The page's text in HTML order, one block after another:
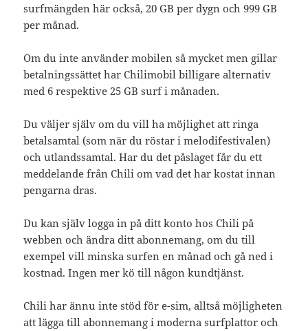
surfmängden här också, 20 GB per dygn och 999 GB
per månad.
Om du inte använder mobilen så mycket men gillar
betalningssättet har Chilimobil billigare alternativ
med 6 respektive 25 GB surf i månaden.
Du väljer själv om du vill ha möjlighet att ringa
betalsamtal (som när du röstar i melodifestivalen)
och utlandssamtal. Har du det påslaget får du ett
meddelande från Chili om vad det har kostat innan
pengarna dras.
Du kan själv logga in på ditt konto hos Chili på
webben och ändra ditt abonnemang, om du till
exempel vill minska surfen en månad och gå ned i
kostnad. Ingen mer kö till någon kundtjänst.
Chili har ännu inte stöd för e-sim, alltså möjligheten
att lägga till abonnemang i moderna surfplattor och